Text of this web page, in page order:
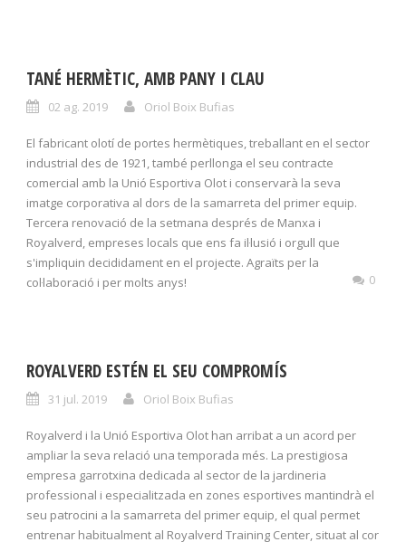
TANÉ HERMÈTIC, AMB PANY I CLAU
02 ag. 2019 Oriol Boix Bufias
El fabricant olotí de portes hermètiques, treballant en el sector
industrial des de 1921, també perllonga el seu contracte
comercial amb la Unió Esportiva Olot i conservarà la seva
imatge corporativa al dors de la samarreta del primer equip.
Tercera renovació de la setmana després de Manxa i
Royalverd, empreses locals que ens fa il·lusió i orgull que
s'impliquin decididament en el projecte. Agraïts per la
col·laboració i per molts anys!
0
ROYALVERD ESTÉN EL SEU COMPROMÍS
31 jul. 2019 Oriol Boix Bufias
Royalverd i la Unió Esportiva Olot han arribat a un acord per
ampliar la seva relació una temporada més. La prestigiosa
empresa garrotxina dedicada al sector de la jardineria
professional i especialitzada en zones esportives mantindrà el
seu patrocini a la samarreta del primer equip, el qual permet
entrenar habitualment al Royalverd Training Center, situat al cor